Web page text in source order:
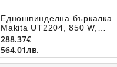
Едношпинделна бъркалка
Makita UT2204, 850 W,
захват M14
288.37€
564.01лв.